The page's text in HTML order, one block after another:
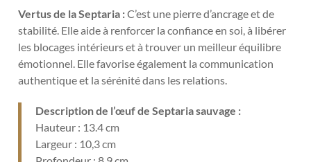
Vertus de la Septaria :C’est une pierre d’ancrage et de
stabilité. Elle aide à renforcer la confiance en soi, à libérer
les blocages intérieurs et à trouver un meilleur équilibre
émotionnel. Elle favorise également la communication
authentique et la sérénité dans les relations.
Description de l’œuf de Septaria sauvage :
Hauteur : 13.4 cm
Largeur : 10,3 cm